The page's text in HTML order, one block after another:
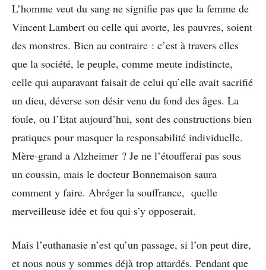
L’homme veut du sang ne signifie pas que la femme de
Vincent Lambert ou celle qui avorte, les pauvres, soient
des monstres. Bien au contraire : c’est à travers elles
que la société, le peuple, comme meute indistincte,
celle qui auparavant faisait de celui qu’elle avait sacrifié
un dieu, déverse son désir venu du fond des âges. La
foule, ou l’Etat aujourd’hui, sont des constructions bien
pratiques pour masquer la responsabilité individuelle.
Mère-grand a Alzheimer ? Je ne l’étoufferai pas sous
un coussin, mais le docteur Bonnemaison saura
comment y faire. Abréger la souffrance, quelle
merveilleuse idée et fou qui s’y opposerait.
Mais l’euthanasie n’est qu’un passage, si l’on peut dire,
et nous nous y sommes déjà trop attardés. Pendant que